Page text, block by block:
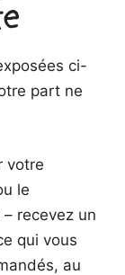
ci-
part ne
votre
le
recevez un
qui vous
au